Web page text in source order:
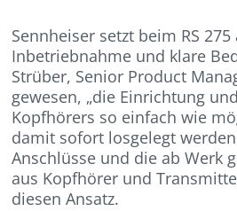
Sennheiser setzt beim RS
Inbetriebnahme und klare
Strüber, Senior Product
gewesen, „die Einrichtung
Kopfhörers so einfach wie
damit sofort losgelegt
Anschlüsse und die ab Werk
aus Kopfhörer und
diesen Ansatz.